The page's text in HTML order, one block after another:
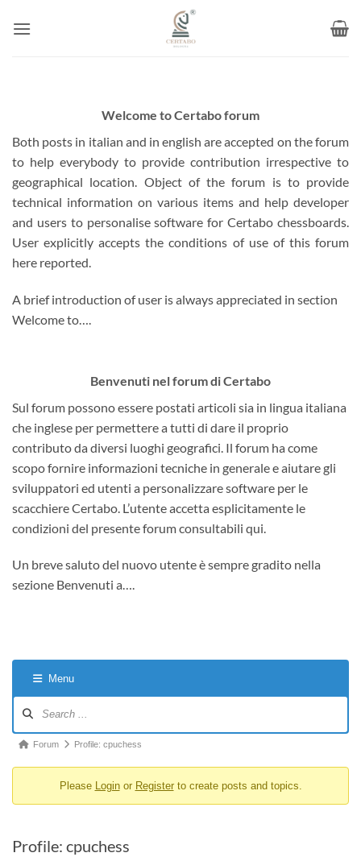
Welcome to Certabo forum
Both posts in italian and in english are accepted on the forum
to help everybody to provide contribution irrespective to
geographical location. Object of the forum is to provide
technical information on various items and help developer
and users to personalise software for Certabo chessboards.
User explicitly accepts the conditions of use of this forum
here reported.
A brief introduction of user is always appreciated in section
Welcome to….
Benvenuti nel forum di Certabo
Sul forum possono essere postati articoli sia in lingua italiana
che inglese per permettere a tutti di dare il proprio
contributo da diversi luoghi geografici. Il forum ha come
scopo fornire informazioni tecniche in generale e aiutare gli
sviluppatori ed utenti a personalizzare software per le
scacchiere Certabo. L’utente accetta esplicitamente le
condizioni del presente forum consultabili qui.
Un breve saluto del nuovo utente è sempre gradito nella
sezione Benvenuti a….
Menu
Navigation
Forum
You
here:
Forum Profile: cpuchess
Please Loginor Registerto create posts and topics.
Profile: cpuchess